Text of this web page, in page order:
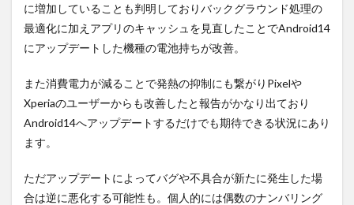
に増加していることも判明しておりバックグラウンド処理の
最適化に加えアプリのキャッシュを見直したことでAndroid14
にアップデートした機種の電池持ちが改善。
また消費電力が減ることで発熱の抑制にも繋がりPixelや
Xperiaのユーザーからも改善したと報告がかなり出ており
Android14へアップデートするだけでも期待できる状況にあり
ます。
ただアップデートによってバグや不具合が新たに発生した場
合は逆に悪化する可能性も。個人的には偶数のナンバリング